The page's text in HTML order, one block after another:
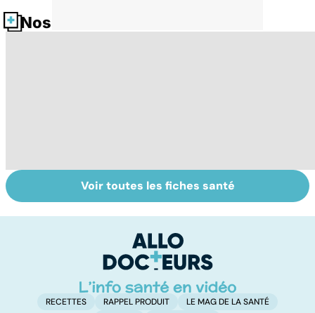
Nos fiches santé
Comment tenir
ses bonnes
Alimentation :
mangeons-nous
protéines ?
Voir toutes les fiches santé
RECETTES RAPPEL PRODUIT LE MAG DE LA SANTÉ